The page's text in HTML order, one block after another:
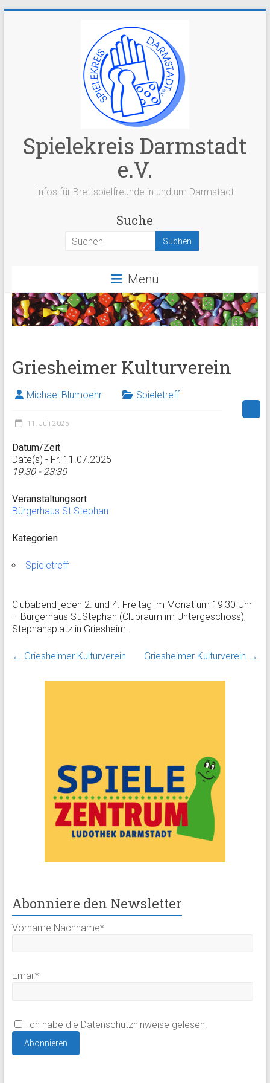
Spielekreis Darmstadt
e.V.
Infos für Brettspielfreunde in und um Darmstadt
Suche
Menü
Griesheimer Kulturverein
Michael Blumoehr Spieletreff
11. Juli 2025
Datum/Zeit
Date(s) - Fr. 11.07.2025
19:30 - 23:30
Veranstaltungsort
Bürgerhaus St.Stephan
Kategorien
Spieletreff
Clubabend jeden 2. und 4. Freitag im Monat um 19:30 Uhr
– Bürgerhaus St.Stephan (Clubraum im Untergeschoss),
Stephansplatz in Griesheim.
← Griesheimer Kulturverein Griesheimer Kulturverein →
Abonniere den Newsletter
Vorname Nachname*
Email*
Ich habe die Datenschutzhinweise gelesen.